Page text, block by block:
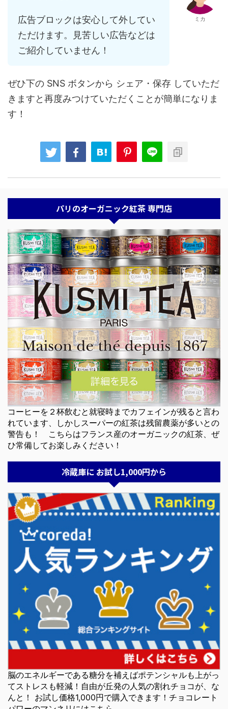
広告ブロックは安心して外してい
ただけます。見苦しい広告などは
ご紹介していません！
ミカ
ぜひ下の SNS ボタンから シェア・保存 していただ
きますと再度みつけていただくことが簡単になりま
す！
パリのオーガニック紅茶 専門店
コーヒーを２杯飲むと就寝時までカフェインが残ると言わ
れています、しかしスーパーの紅茶は残留農薬が多いとの
警告も！ こちらはフランス産のオーガニックの紅茶、ぜ
ひ常備してお楽しみください！
冷蔵庫に お試し1,000円から
脳のエネルギーである糖分を補えばポテンシャルも上がっ
てストレスも軽減！自由が丘発の人気の割れチョコが、な
んと！ お試し価格1,000円で購入できます！チョコレート